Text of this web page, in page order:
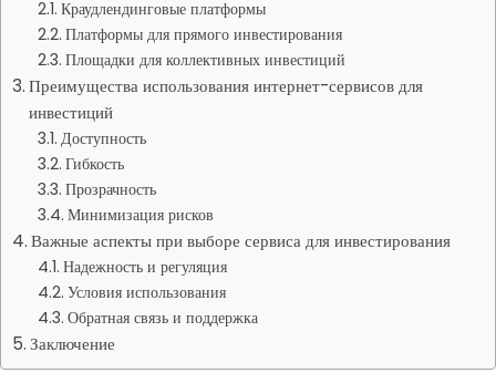
Краудлендинговые платформы
Платформы для прямого инвестирования
Площадки для коллективных инвестиций
Преимущества использования интернет-сервисов для
инвестиций
Доступность
Гибкость
Прозрачность
Минимизация рисков
Важные аспекты при выборе сервиса для инвестирования
Надежность и регуляция
Условия использования
Обратная связь и поддержка
Заключение